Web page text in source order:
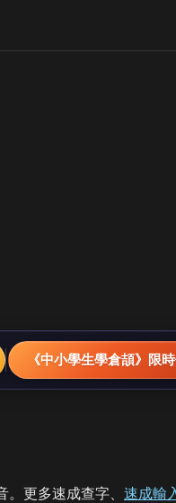
《中小學生學倉頡》限
更多速成查字、 速成輸